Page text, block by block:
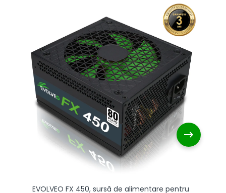
EVOLVEO FX 450, sursă de alimentare pentru